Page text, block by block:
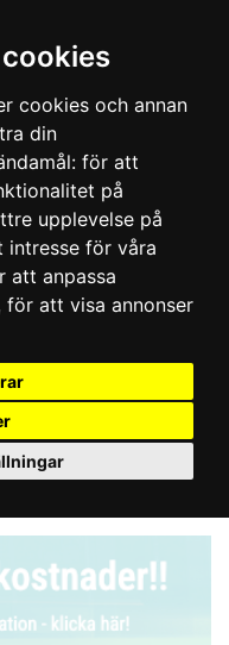
cookies och annan
din
för att
på
upplevelse på
för våra
att anpassa
för att visa annonser